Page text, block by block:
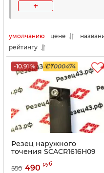
+
умолчанию цене
рейтингу
-10.91 % CT000474
Резец наружного
точения SCACR1616H09
550 490 руб